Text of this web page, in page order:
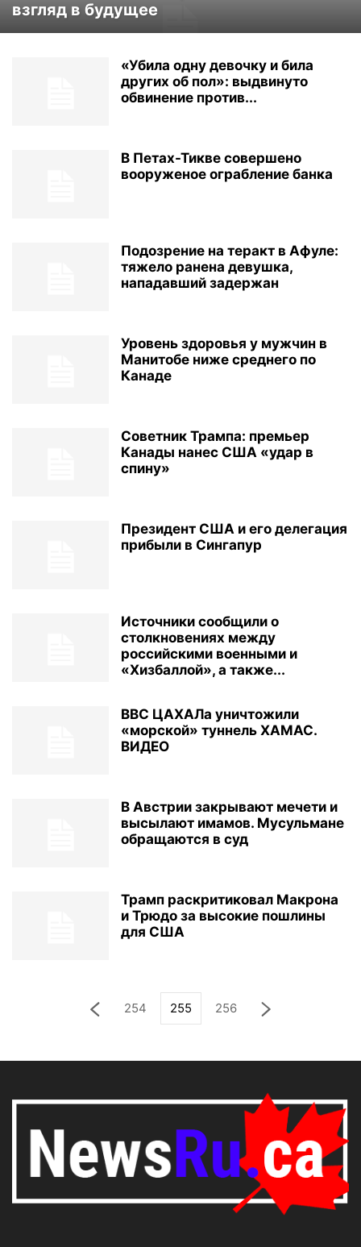
взгляд в будущее
«Убила одну девочку и била
других об пол»: выдвинуто
обвинение против...
В Петах-Тикве совершено
вооруженое ограбление банка
Подозрение на теракт в Афуле:
тяжело ранена девушка,
нападавший задержан
Уровень здоровья у мужчин в
Манитобе ниже среднего по
Канаде
Советник Трампа: премьер
Канады нанес США «удар в
спину»
Президент США и его делегация
прибыли в Сингапур
Источники сообщили о
столкновениях между
российскими военными и
«Хизбаллой», а также...
ВВС ЦАХАЛа уничтожили
«морской» туннель ХАМАС.
ВИДЕО
В Австрии закрывают мечети и
высылают имамов. Мусульмане
обращаются в суд
Трамп раскритиковал Макрона
и Трюдо за высокие пошлины
для США
254 255 256